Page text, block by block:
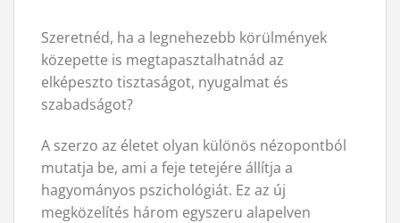
Szeretnéd, ha a legnehezebb körülmények
közepette is megtapasztalhatnád az
elképeszto tisztaságot, nyugalmat és
szabadságot?
A szerzo az életet olyan különös nézopontból
mutatja be, ami a feje tetejére állítja a
hagyományos pszichológiát. Ez az új
megközelítés három egyszeru alapelven